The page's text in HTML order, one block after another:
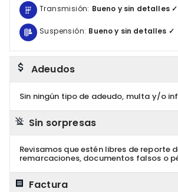
Transmisión: Bueno y sin detalles ✓
Suspensión: Bueno y sin detalles ✓
Adeudos
Sin ningún tipo de adeudo, multa y/o
Sin sorpresas
Revisamos que estén libres de reporte
remarcaciones, documentos falsos o
Factura